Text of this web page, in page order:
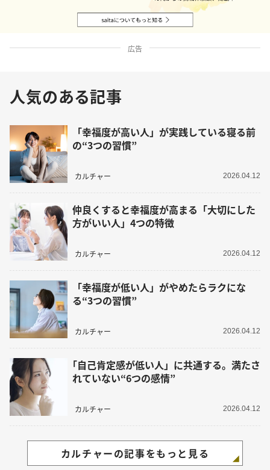
広告
人気のある記事
「幸福度が高い人」が実践している寝る前
の“3つの習慣”
カルチャー 2026.04.12
仲良くすると幸福度が高まる「大切にした
方がいい人」4つの特徴
カルチャー 2026.04.12
「幸福度が低い人」がやめたらラクにな
る“3つの習慣”
カルチャー 2026.04.12
｢自己肯定感が低い人」に共通する。満たさ
れていない“6つの感情”
カルチャー 2026.04.12
カルチャーの記事をもっと見る